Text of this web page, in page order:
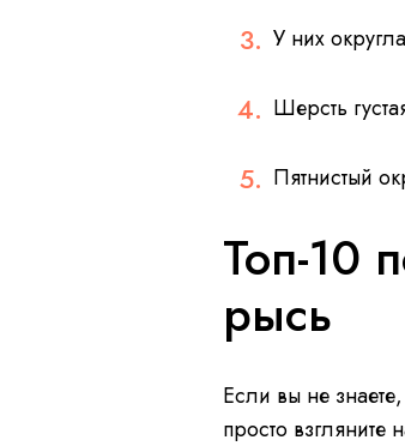
У них
Шерсть
Пятнистый
Топ-10
рысь
Если вы не
просто